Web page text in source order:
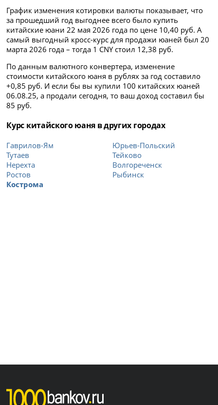
График изменения котировки валюты показывает, что
за прошедший год выгоднее всего было купить
китайские юани 22 мая 2026 года по цене 10,40 руб. А
самый выгодный кросс-курс для продажи юаней был 20
марта 2026 года – тогда 1 CNY стоил 12,38 руб.
По данным валютного конвертера, изменение
стоимости китайского юаня в рублях за год составило
+0,85 руб. И если бы вы купили 100 китайских юаней
06.08.25, а продали сегодня, то ваш доход составил бы
85 руб.
Курс китайского юаня в других городах
Гаврилов-Ям
Тутаев
Нерехта
Ростов
Кострома
Юрьев-Польский
Тейково
Волгореченск
Рыбинск